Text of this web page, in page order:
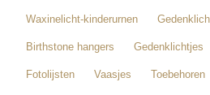
Waxinelicht-kinderurnen
Birthstone hangers Gedenklichtjes
Fotolijsten Vaasjes Toebehoren